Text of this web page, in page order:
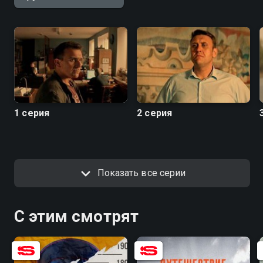
1 серия 2 серия
Показать все серии
С этим смотрят